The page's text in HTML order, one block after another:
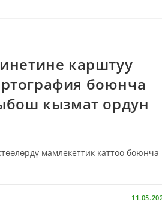
карштуу
боюнча
кызмат ордун
мамлекеттик каттоо боюнча